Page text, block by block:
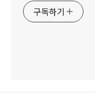
구독하기